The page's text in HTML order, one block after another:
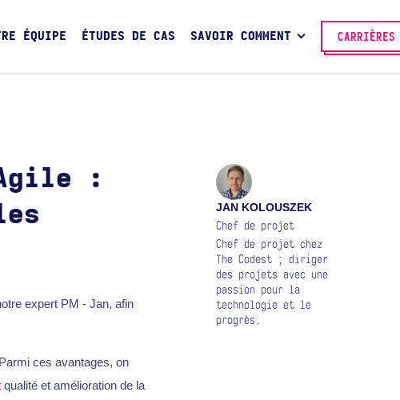
ÉQUIPE ÉTUDES DE CAS SAVOIR COMMENT CARRIÈRES
:
JAN KOLOUSZEK
Chef de projet
Chef de projet chez
The Codest ; diriger
des projets avec une
passion pour la
technologie et le
progrès.
expert PM - Jan, afin
ces avantages, on
qualité et amélioration de la